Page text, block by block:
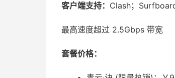
客户端支持： Clash；
最高速度超过 2.5Gbps 带宽
套餐价格：